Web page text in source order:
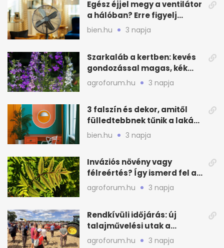
Egész éjjel megy a ventilátor
a hálóban? Erre figyelj
alvásnál nyáron
bien.hu 3 napja
Szarkaláb a kertben: kevés
gondozással magas, kék
virágfalat ad
agroforum.hu 3 napja
3 falszín és dekor, amitől
fülledtebbnek tűnik a lakás
nyáron
bien.hu 3 napja
Inváziós növény vagy
félreértés? Így ismerd fel a
valódi kockázatot
agroforum.hu 3 napja
Rendkívüli időjárás: új
talajművelési utak a
gazdáknak
agroforum.hu 3 napja